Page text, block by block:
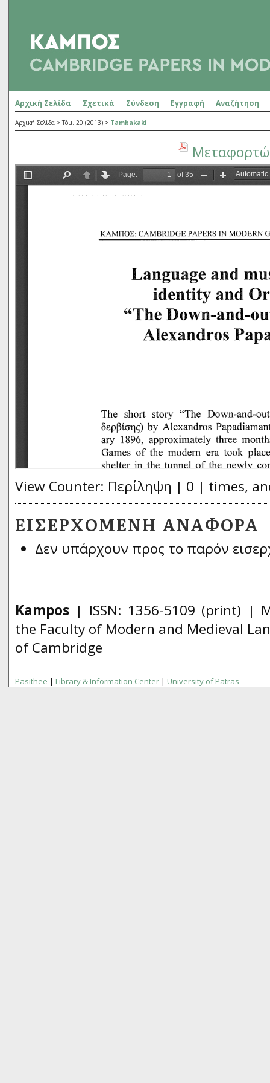
Αρχική Σελίδα Σχετικά Σύνδεση Εγγραφή Αναζήτηση
Αρχική Σελίδα >Τόμ. 20 (2013) > Tambakaki
View Counter: Περίληψη | 0 | times,
ΕΙΣΕΡΧΌΜΕΝΗ ΑΝΑΦΟΡΆ
Δεν υπάρχουν προς το παρόν
Kampos | ISSN: 1356­-5109 (print) |
the Faculty of Modern and Medieval
of Cambridge
Pasithee | Library & Information Center | University of Patras